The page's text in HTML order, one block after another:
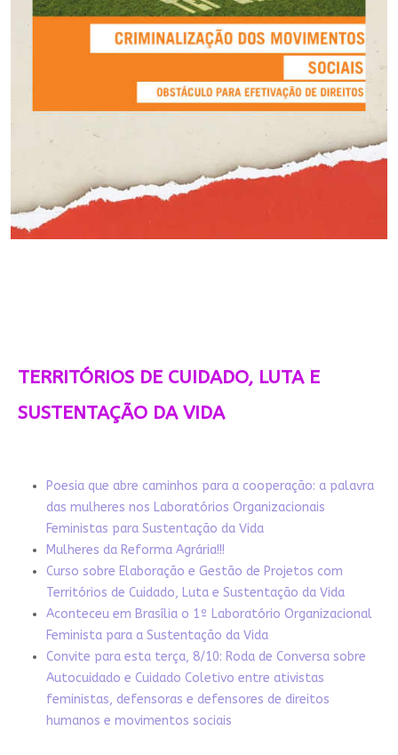
TERRITÓRIOS DE CUIDADO, LUTA E
SUSTENTAÇÃO DA VIDA
Poesia que abre caminhos para a cooperação: a palavra
das mulheres nos Laboratórios Organizacionais
Feministas para Sustentação da Vida
Mulheres da Reforma Agrária!!!
Curso sobre Elaboração e Gestão de Projetos com
Territórios de Cuidado, Luta e Sustentação da Vida
Aconteceu em Brasília o 1º Laboratório Organizacional
Feminista para a Sustentação da Vida
Convite para esta terça, 8/10: Roda de Conversa sobre
Autocuidado e Cuidado Coletivo entre ativistas
feministas, defensoras e defensores de direitos
humanos e movimentos sociais